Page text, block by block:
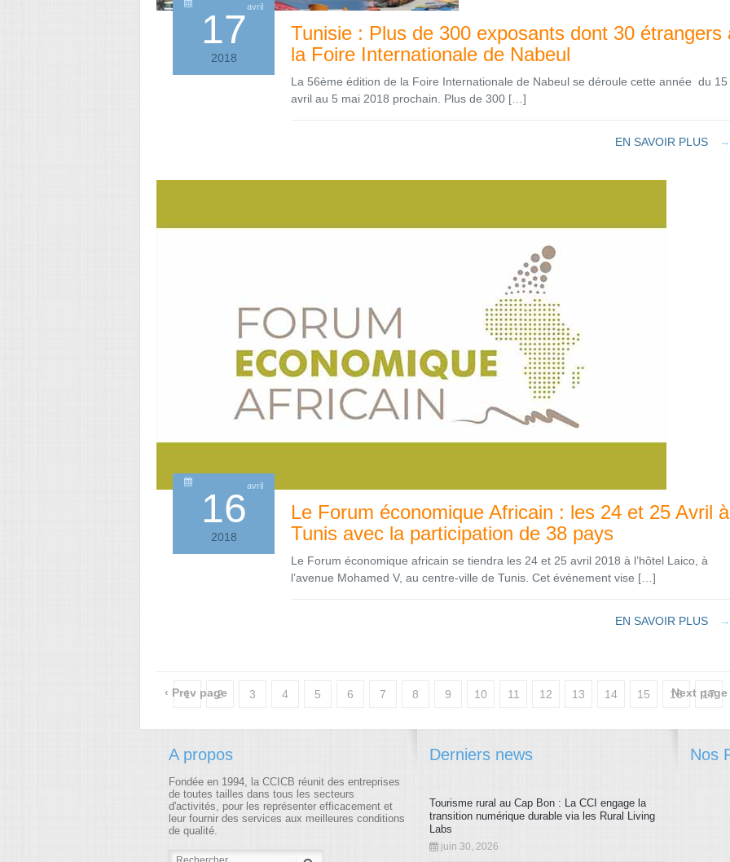
17avril
2018
Tunisie : Plus de 300 exposants dont 30 étrangers
la Foire Internationale de Nabeul
La 56ème édition de la Foire Internationale de Nabeul se déroule cette année du 15
avril au 5 mai 2018 prochain. Plus de 300 […]
EN SAVOIR PLUS →
16avril
2018
Le Forum économique Africain : les 24 et 25 Avril à
Tunis avec la participation de 38 pays
Le Forum économique africain se tiendra les 24 et 25 avril 2018 à l’hôtel Laico, à
l’avenue Mohamed V, au centre-ville de Tunis. Cet événement vise […]
EN SAVOIR PLUS →
‹ Prev page
1 2 3 4 5 6 7 8 9 10 11 12 13 14 15 16 17
18 19 20 21 22 23 24 25 26 27 28 29 30 31 32 33 34
35 36 43 44 45 51
52 53 54 55 56 57
69 70 71 72 73 74 75 77 79
86 87
Next page
A propos
Fondée en 1994, la CCICB réunit des entreprises
de toutes tailles dans tous les secteurs
d'activités, pour les représenter efficacement et
leur fournir des services aux meilleures conditions
de qualité.
Derniers news
Tourisme rural au Cap Bon : La CCI engage la
transition numérique durable via les Rural Living
Labs
juin 30, 2026
Nos